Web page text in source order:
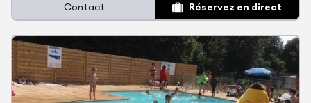
Contact Réservez en direct